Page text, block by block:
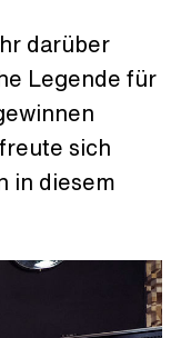
darüber
Legende für
sich
in diesem